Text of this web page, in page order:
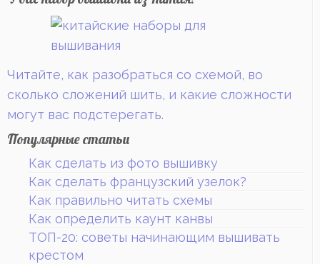
Читайте, как разобраться со схемой, во
сколько сложений шить, и какие сложности
могут вас подстерегать.
Популярные статьи
Как сделать из фото вышивку
Как сделать французский узелок?
Как правильно читать схемы
Как определить каунт канвы
ТОП-20: советы начинающим вышивать
крестом